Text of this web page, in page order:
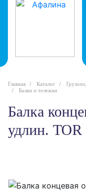
Главная Каталог
Балки и тележки
Балка концевая опорная
удлин.